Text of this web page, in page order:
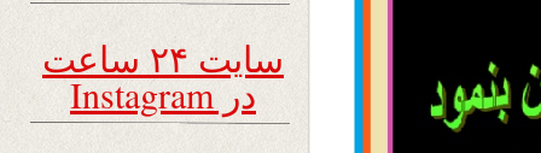
سایت ۲۴ ساعت
در Instagram